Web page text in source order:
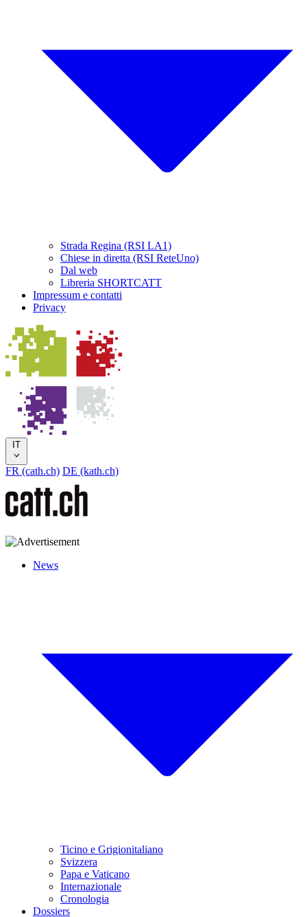
Strada Regina (RSI LA1)
Chiese in diretta (RSI ReteUno)
Dal web
Libreria SHORTCATT
Impressum e contatti
Privacy
IT
FR (cath.ch) DE (kath.ch)
News
Ticino e Grigionitaliano
Svizzera
Papa e Vaticano
Internazionale
Cronologia
Dossiers